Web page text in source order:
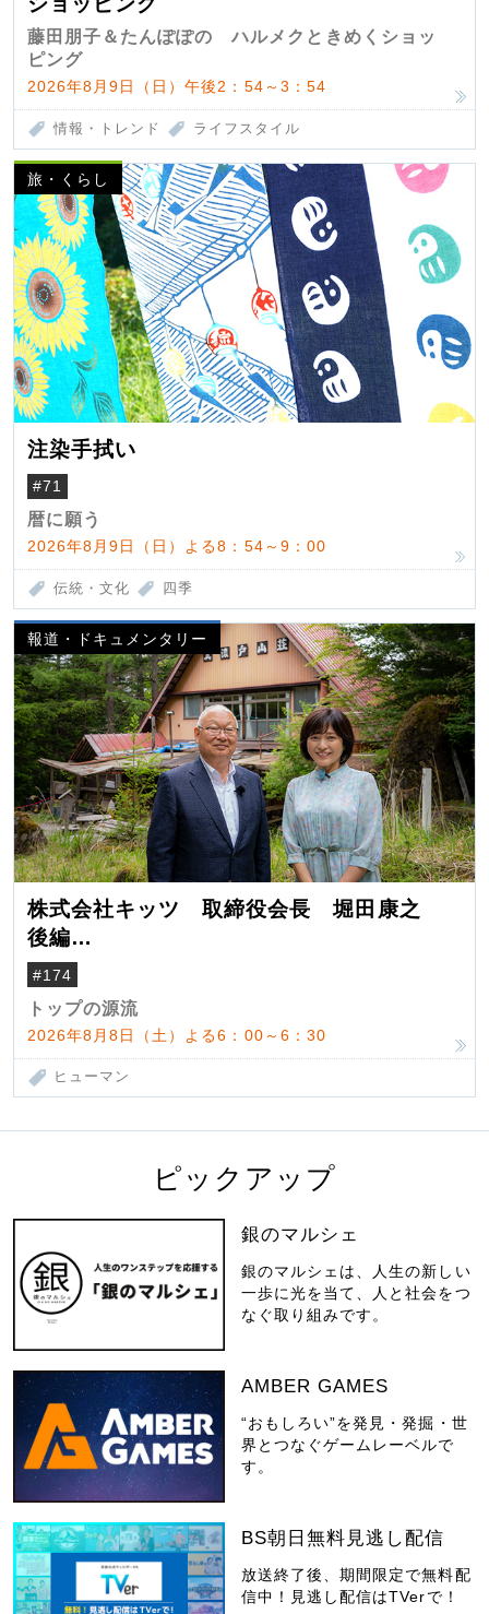
藤田朋子＆たんぽぽの ハルメクときめくショッ
ピング
2026年8月9日（日）午後2：54～3：54
情報・トレンド ライフスタイル
旅・くらし
注染手拭い
#71
暦に願う
2026年8月9日（日）よる8：54～9：00
伝統・文化 四季
報道・ドキュメンタリー
株式会社キッツ 取締役会長 堀田康之
後編
米国駐在でも浮かんだ八ヶ岳 山小屋を営
んだ父母
#174
トップの源流
2026年8月8日（土）よる6：00～6：30
ヒューマン
ピックアップ
銀のマルシェ
銀のマルシェは、人生の新しい
一歩に光を当て、人と社会をつ
なぐ取り組みです。
AMBER GAMES
“おもしろい”を発見・発掘・世
界とつなぐゲームレーベルで
す。
BS朝日無料見逃し配信
放送終了後、期間限定で無料配
信中！見逃し配信はTVerで！